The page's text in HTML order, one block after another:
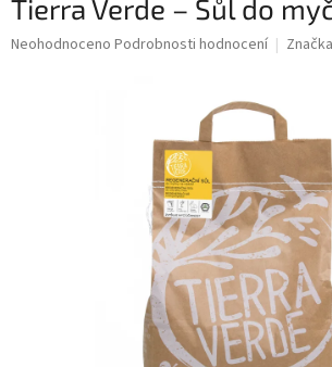
Tierra Verde – Sůl do
Průměrné
Neohodnoceno Podrobnosti hodnocení